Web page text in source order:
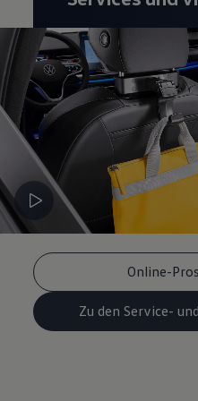
Lifestyle
Transport
Familie
Volkswagen R
Pannen- und
Volkswagen
Online-
Zu den Service-